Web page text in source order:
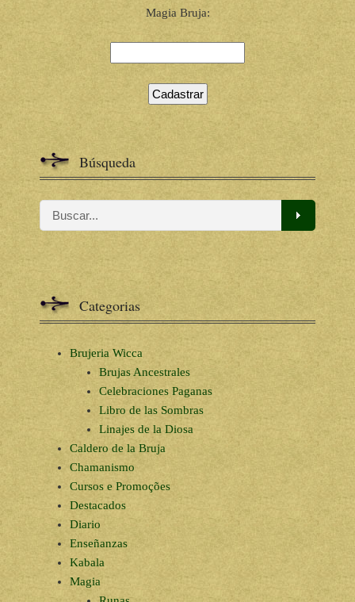
Magia Bruja:
Búsqueda
Categorias
Brujeria Wicca
Brujas Ancestrales
Celebraciones Paganas
Libro de las Sombras
Linajes de la Diosa
Caldero de la Bruja
Chamanismo
Cursos e Promoções
Destacados
Diario
Enseñanzas
Kabala
Magia